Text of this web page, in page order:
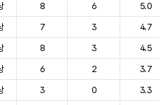
8 6
5.0
7 3
4.7
8 3
4.5
6 2
3.7
3 0
3.3